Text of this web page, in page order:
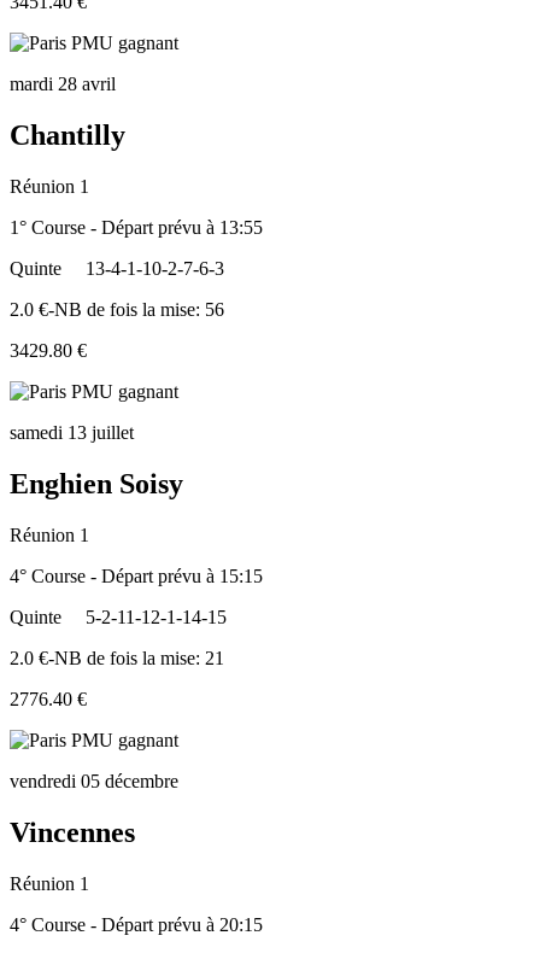
mardi 28 avril
Chantilly
Réunion 1
1° Course - Départ prévu à 13:55
Quinte
13-4-1-10-2-7-6-3
2.0 €-NB de fois la mise: 56
3429.80 €
samedi 13 juillet
Enghien Soisy
Réunion 1
4° Course - Départ prévu à 15:15
Quinte
5-2-11-12-1-14-15
2.0 €-NB de fois la mise: 21
2776.40 €
vendredi 05 décembre
Vincennes
Réunion 1
4° Course - Départ prévu à 20:15